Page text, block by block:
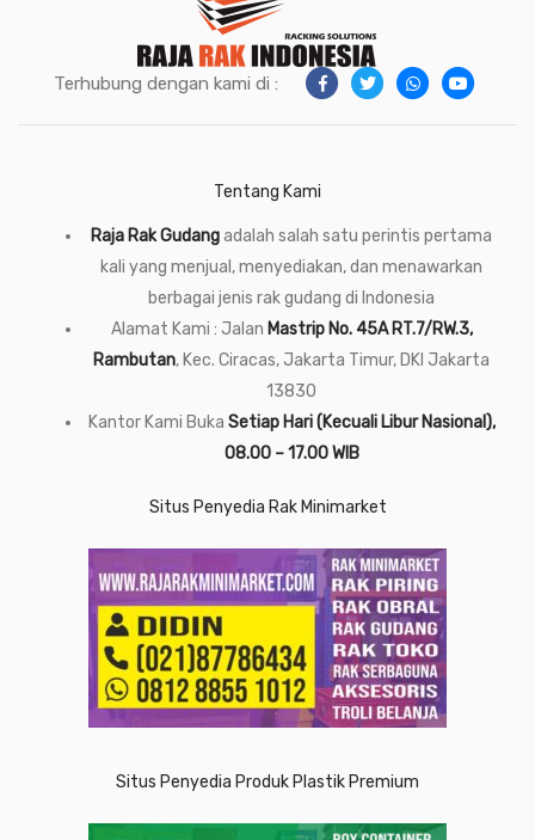
Terhubung dengan kami di :
Tentang Kami
Raja Rak Gudangadalah salah satu perintis pertama
kali yang menjual, menyediakan, dan menawarkan
berbagai jenis rak gudang di Indonesia
Alamat Kami : Jalan Mastrip No. 45A RT.7/RW.3,
Rambutan, Kec. Ciracas, Jakarta Timur, DKI Jakarta
13830
Kantor Kami Buka Setiap Hari (Kecuali Libur Nasional),
08.00 – 17.00 WIB
Situs Penyedia Rak Minimarket
Situs Penyedia Produk Plastik Premium